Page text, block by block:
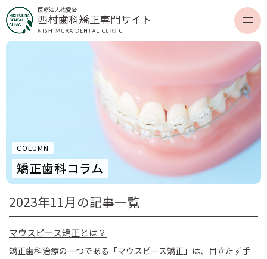
COLUMN
矯正歯科コラム
2023年11月の記事一覧
マウスピース矯正とは？
矯正歯科治療の一つである「マウスピース矯正」は、目立たず手